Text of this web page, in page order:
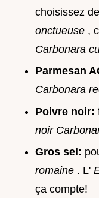
choisissez
onctueuse ,
Carbonara
Parmesan
Carbonara
Poivre noir:
noir
Gros sel:
romaine . L'
ça compte!